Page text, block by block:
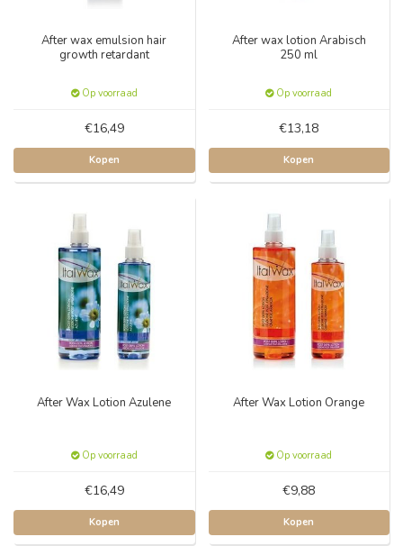
After wax emulsion hair
growth retardant
Op voorraad
€16,49
Kopen
After wax lotion Arabisch
250 ml
Op voorraad
€13,18
Kopen
After Wax Lotion Azulene
Op voorraad
€16,49
Kopen
After Wax Lotion Orange
Op voorraad
€9,88
Kopen